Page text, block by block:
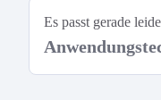
Es passt gerade